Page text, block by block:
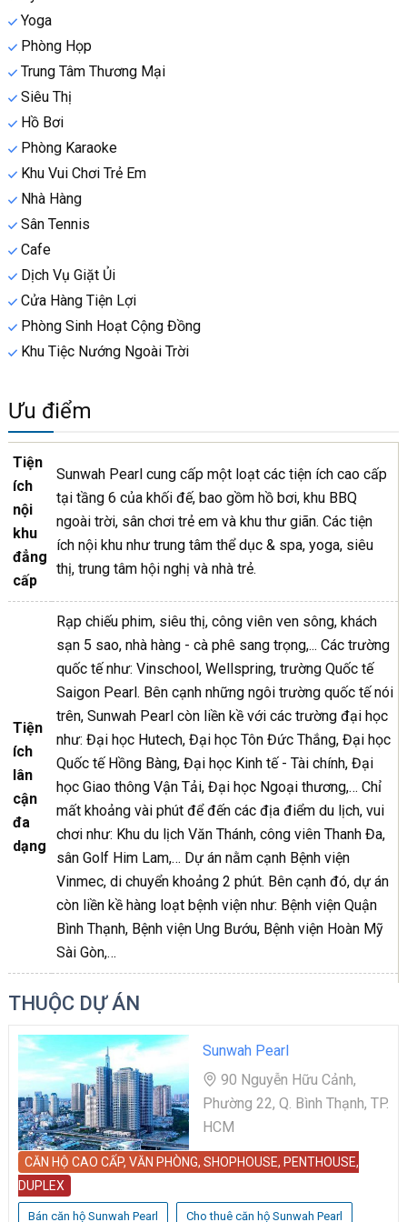
Yoga
Phòng Họp
Trung Tâm Thương Mại
Siêu Thị
Hồ Bơi
Phòng Karaoke
Khu Vui Chơi Trẻ Em
Nhà Hàng
Sân Tennis
Cafe
Dịch Vụ Giặt Ủi
Cửa Hàng Tiện Lợi
Phòng Sinh Hoạt Cộng Đồng
Khu Tiệc Nướng Ngoài Trời
Ưu điểm
Tiện
ích
nội
khu
đẳng
cấp
Sunwah Pearl cung cấp một loạt các tiện ích cao cấp
tại tầng 6 của khối đế, bao gồm hồ bơi, khu BBQ
ngoài trời, sân chơi trẻ em và khu thư giãn. Các tiện
ích nội khu như trung tâm thể dục & spa, yoga, siêu
thị, trung tâm hội nghị và nhà trẻ.
Tiện
ích
lân
cận
đa
dạng
Rạp chiếu phim, siêu thị, công viên ven sông, khách
sạn 5 sao, nhà hàng - cà phê sang trọng,... Các trường
quốc tế như: Vinschool, Wellspring, trường Quốc tế
Saigon Pearl. Bên cạnh những ngôi trường quốc tế nói
trên, Sunwah Pearl còn liền kề với các trường đại học
như: Đại học Hutech, Đại học Tôn Đức Thắng, Đại học
Quốc tế Hồng Bàng, Đại học Kinh tế - Tài chính, Đại
học Giao thông Vận Tải, Đại học Ngoại thương,… Chỉ
mất khoảng vài phút để đến các địa điểm du lịch, vui
chơi như: Khu du lịch Văn Thánh, công viên Thanh Đa,
sân Golf Him Lam,… Dự án nằm cạnh Bệnh viện
Vinmec, di chuyển khoảng 2 phút. Bên cạnh đó, dự án
còn liền kề hàng loạt bệnh viện như: Bệnh viện Quận
Bình Thạnh, Bệnh viện Ung Bướu, Bệnh viện Hoàn Mỹ
Sài Gòn,…
THUỘC DỰ ÁN
Sunwah Pearl
90 Nguyễn Hữu Cảnh,
Phường 22, Q. Bình Thạnh, TP.
HCM
CĂN HỘ CAO CẤP, VĂN PHÒNG, SHOPHOUSE, PENTHOUSE,
DUPLEX
Bán căn hộ Sunwah Pearl Cho thuê căn hộ Sunwah Pearl